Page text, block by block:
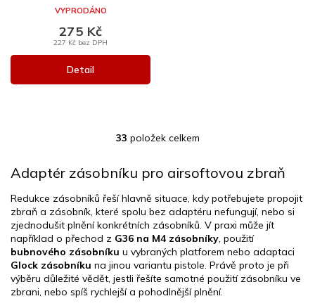
VYPRODÁNO
227 Kč bez DPH
275 Kč
Detail
O
l
á
d
a
c
í
p
r
v
k
33 položek celkem
Adaptér zásobníku pro airsoftovou zbraň
Redukce zásobníků řeší hlavně situace, kdy potřebujete propojit
zbraň a zásobník, které spolu bez adaptéru nefungují, nebo si
zjednodušit plnění konkrétních zásobníků. V praxi může jít
například o přechod z G36 na M4 zásobníky, použití
bubnového zásobníku u vybraných platforem nebo adaptaci
Glock zásobníku na jinou variantu pistole. Právě proto je při
výběru důležité vědět, jestli řešíte samotné použití zásobníku ve
zbrani, nebo spíš rychlejší a pohodlnější plnění.